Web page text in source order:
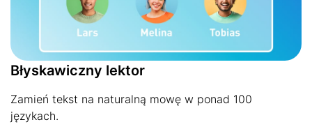
Błyskawiczny lektor
Zamień tekst na naturalną mowę w ponad 100
językach.